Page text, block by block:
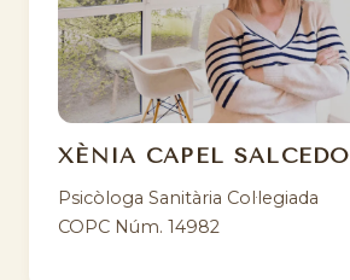
XÈNIA CAPEL SALCEDO
Psicòloga Sanitària Col·legiada
COPC Núm. 14982